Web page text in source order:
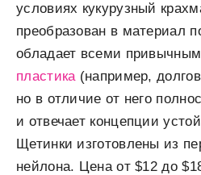
условиях кукурузный
преобразован в материал
обладает всеми
пластика(например,
но в отличие от него
и отвечает концепции
Щетинки изготовлены из
нейлона. Цена от $12 до